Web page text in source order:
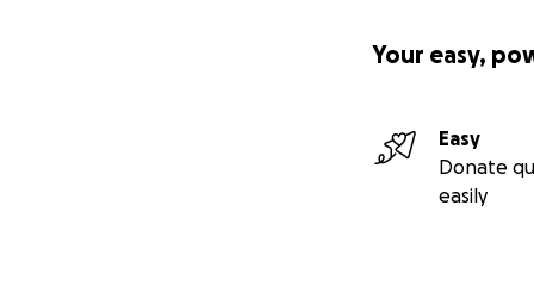
Your easy,
Easy
Donate
easily